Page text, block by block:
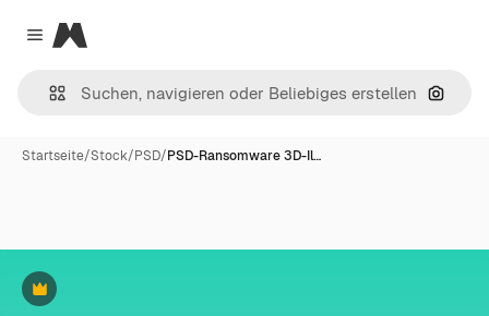
Close menu
Magnific
Nach
Startseite/Stock/PSD/PSD-Ransomware 3D-Il…
Premium